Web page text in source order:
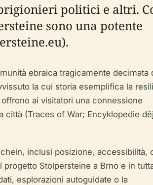
politici e altri.
sono una potente
ebraica tragicamente decimata
la cui storia esemplifica la
ai visitatori una connessione
(Traces of War; Encyklopedie
inclusi posizione, accessibilità,
Stolpersteine a Brno e in
esplorazioni autoguidate o la